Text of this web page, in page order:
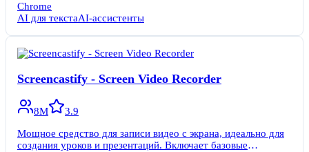
Chrome
AI для текстаAI-ассистенты
Screencastify - Screen Video Recorder
8M
3.9
Мощное средство для записи видео с экрана, идеально для
создания уроков и презентаций. Включает базовые